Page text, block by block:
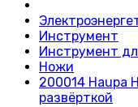
Инструмент
Инструмент
Ножи
200014 Haupa
развёрткой